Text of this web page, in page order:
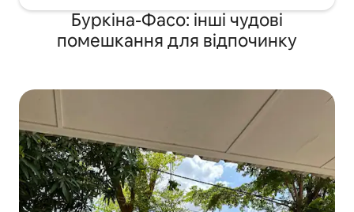
Буркіна-Фасо: інші чудові
помешкання для відпочинку